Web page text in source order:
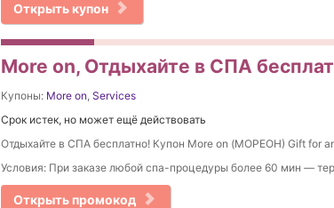
Открыть купон
More on, Отдыхайте в СПА
Купоны: More on, Services
Срок истек, но может ещё действовать
Отдыхайте в СПА бесплатно! Купон More on (МОРЕОН) Gift for
Условия: При заказе любой спа-процедуры более 60 мин —
Открыть промокод